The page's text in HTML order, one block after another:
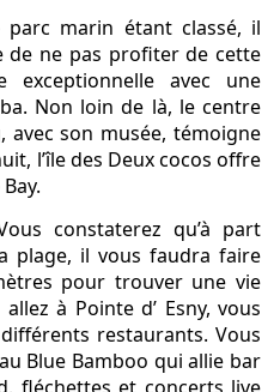
marin étant classé, il
de ne pas profiter de cette
avec une
Non loin de là, le centre
son musée, témoigne
l’île des Deux cocos offre
constaterez qu’à part
plage, il vous faudra faire
pour trouver une vie
à Pointe d’ Esny, vous
restaurants. Vous
Blue Bamboo qui allie bar